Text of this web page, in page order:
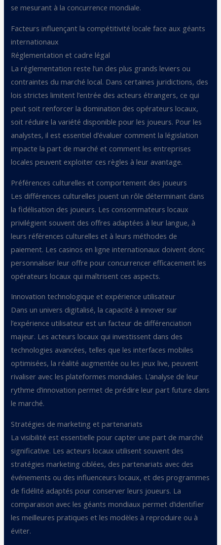
se mesurant à la concurrence mondiale.
Facteurs influençant la compétitivité locale face aux géants
internationaux
Réglementation et cadre légal
La réglementation reste l’un des plus grands leviers ou
contraintes du marché local. Dans certaines juridictions, des
lois strictes limitent l’entrée des acteurs étrangers, ce qui
peut soit renforcer la domination des opérateurs locaux,
soit réduire la variété disponible pour les joueurs. Pour les
analystes, il est essentiel d’évaluer comment la législation
impacte la part de marché et comment les entreprises
locales peuvent exploiter ces règles à leur avantage.
Préférences culturelles et comportement des joueurs
Les différences culturelles jouent un rôle déterminant dans
la fidélisation des joueurs. Les consommateurs locaux
privilégient souvent des offres adaptées à leur langue, à
leurs références culturelles et à leurs méthodes de
paiement. Les casinos en ligne internationaux doivent donc
personnaliser leur offre pour concurrencer efficacement les
opérateurs locaux qui maîtrisent ces aspects.
Innovation technologique et expérience utilisateur
Dans un univers digitalisé, la capacité à innover sur
l’expérience utilisateur est un facteur de différenciation
majeur. Les acteurs locaux qui investissent dans des
technologies avancées, telles que les interfaces mobiles
optimisées, la réalité augmentée ou les jeux live, peuvent
rivaliser avec les plateformes mondiales. L’analyse de leur
rythme d’innovation permet de prédire leur part future dans
le marché.
Stratégies de marketing et partenariats
La visibilité est essentielle pour capter une part de marché
significative. Les acteurs locaux utilisent souvent des
stratégies marketing ciblées, des partenariats avec des
événements ou des influenceurs locaux, et des programmes
de fidélité adaptés pour conserver leurs joueurs. La
comparaison avec les géants mondiaux permet d’identifier
les meilleures pratiques et les modèles à reproduire ou à
éviter.